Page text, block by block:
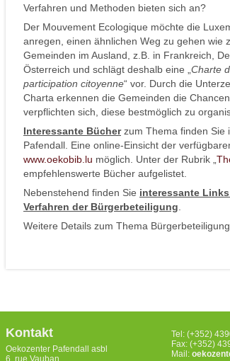
Verfahren und Methoden bieten sich an?
Der Mouvement Ecologique möchte die
anregen, einen ähnlichen Weg zu gehen wie
Gemeinden im Ausland, z.B. in Frankreich,
Österreich und schlägt deshalb eine „ Charte
participation citoyenne“ vor. Durch die
Charta erkennen die Gemeinden die
verpflichten sich, diese bestmöglich zu
Interessante Bücherzum Thema finden Sie
Pafendall. Eine online-Einsicht der
www.oekobib.lu möglich. Unter der Rubrik „
empfehlenswerte Bücher aufgelistet.
Nebenstehend finden Sie interessante
Verfahren der Bürgerbeteiligung
Weitere Details zum Thema
Kontakt
Oekozenter Pafendall asbl
6, rue Vauban
Tel: (+352)
Fax: (+352)
Mail: